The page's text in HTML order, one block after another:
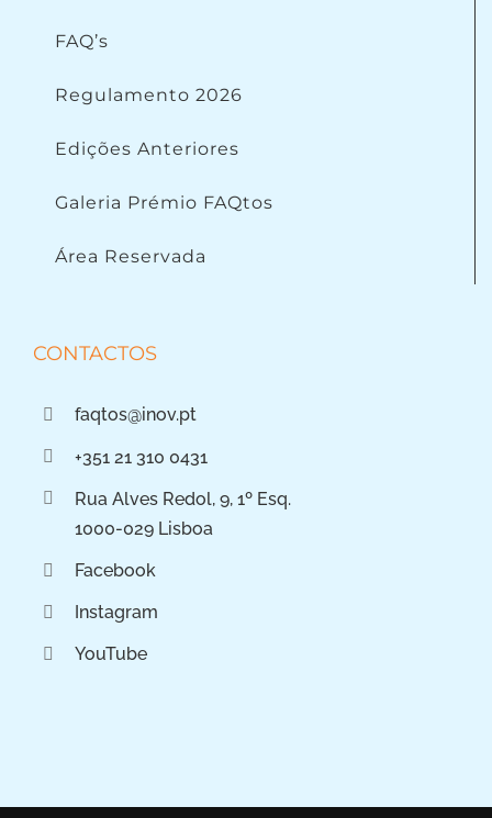
FAQ’s
Regulamento 2026
Edições Anteriores
Galeria Prémio FAQtos
Área Reservada
CONTACTOS
faqtos@inov.pt
+351 21 310 0431
Rua Alves Redol, 9, 1º Esq.
1000-029 Lisboa
Facebook
Instagram
YouTube